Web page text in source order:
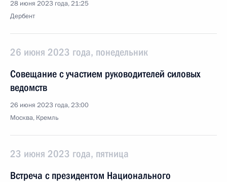
28 июня 2023 года, 21:25
Дербент
26 июня 2023 года, понедельник
Совещание с участием руководителей силовых
ведомств
26 июня 2023 года, 23:00
Москва, Кремль
23 июня 2023 года, пятница
Встреча с президентом Национального